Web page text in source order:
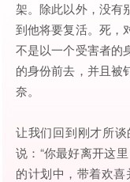
架。除此以外，没有
到他将要复活。死，
不是以一个受害者的
的身份前去，并且被
奈。
让我们回到刚才所
说：“你最好离开这
的计划中，带着欢